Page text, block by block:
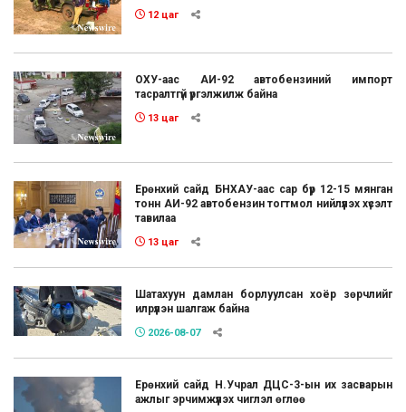
12 цаг
ОХУ-аас АИ-92 автобензиний импорт
тасралтгүй үргэлжилж байна
13 цаг
Ерөнхий сайд БНХАУ-аас сар бүр 12-15 мянган
тонн АИ-92 автобензин тогтмол нийлүүлэх хүсэлт
тавилаа
13 цаг
Шатахуун дамлан борлуулсан хоёр зөрчлийг
илрүүлэн шалгаж байна
2026-08-07
Ерөнхий сайд Н.Учрал ДЦС-3-ын их засварын
ажлыг эрчимжүүлэх чиглэл өглөө